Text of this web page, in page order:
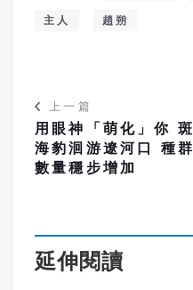
主人 趙朔
上一篇
用眼神「萌化」你 斑
海豹洄游遼河口 種群
數量穩步增加
延伸閱讀